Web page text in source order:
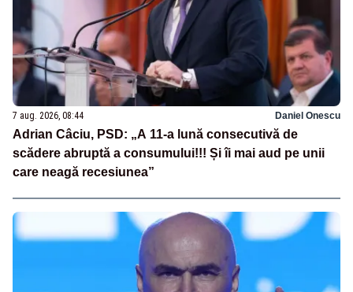
7 aug. 2026, 08:44 Daniel Onescu
Adrian Câciu, PSD: „A 11-a lună consecutivă de
scădere abruptă a consumului!!! Și îi mai aud pe unii
care neagă recesiunea”